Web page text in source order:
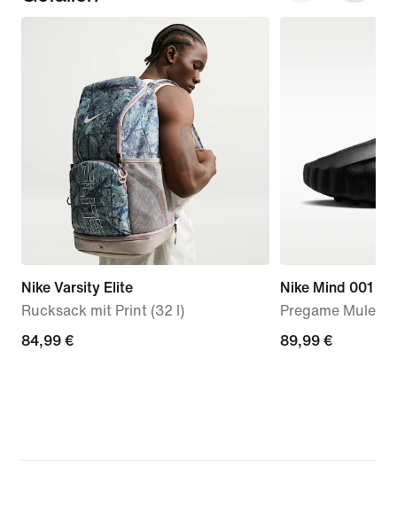
Nike Varsity Elite
Rucksack mit Print (32 l)
84,99 €
84,99 €
Nike Mind 001
Pregame Mules
89,99 €
89,99 €